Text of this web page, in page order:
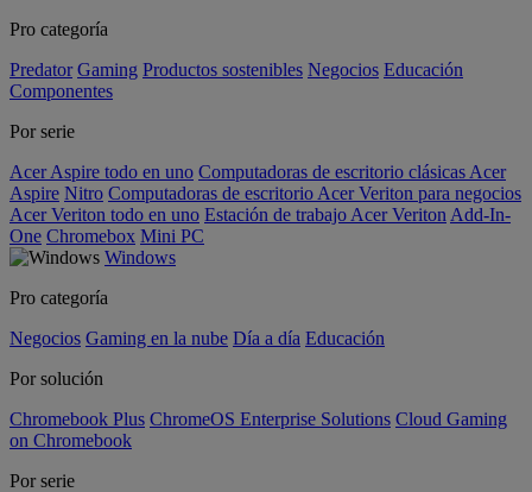
Pro categoría
Predator Gaming Productos sostenibles Negocios Educación
Componentes
Por serie
Acer Aspire todo en uno Computadoras de escritorio clásicas Acer
Aspire Nitro Computadoras de escritorio Acer Veriton para negocios
Acer Veriton todo en uno Estación de trabajo Acer Veriton Add-In-
One Chromebox Mini PC
Windows
Pro categoría
Negocios Gaming en la nube Día a día Educación
Por solución
Chromebook Plus ChromeOS Enterprise Solutions Cloud Gaming
on Chromebook
Por serie